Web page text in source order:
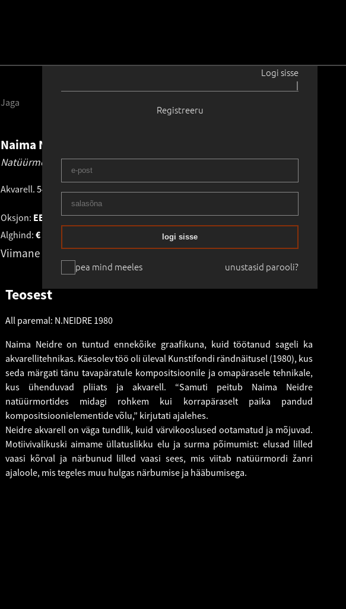
Logi sisse
|
Registreeru
pea mind meeles
logi sisse
unustasid parooli?
Naima Neidre
Natüürmort vähkidega.1980
Akvarell. 54.5 × 59.5 cmRaamitud
Oksjon: EESTI KUNSTIKLASSIKA OKSJON:05.05.2024
Alghind: €
Viimane pakkumine: 2 700
€
Teosest
All paremal: N.NEIDRE 1980
Naima Neidre on tuntud ennekõike graafikuna, kuid töötanud sageli ka
akvarellitehnikas. Käesolev töö oli üleval Kunstifondi rändnäitusel (1980), kus
seda märgati tänu tavapäratule kompositsioonile ja omapärasele tehnikale,
kus ühenduvad pliiats ja akvarell. “Samuti peitub Naima Neidre
natüürmortides midagi rohkem kui korrapäraselt paika pandud
kompositsioonielementide võlu,” kirjutati ajalehes.
Neidre akvarell on väga tundlik, kuid värvikooslused ootamatud ja mõjuvad.
Motiivivalikuski aimame üllatuslikku elu ja surma põimumist: elusad lilled
vaasi kõrval ja närbunud lilled vaasi sees, mis viitab natüürmordi žanri
ajaloole, mis tegeles muu hulgas närbumise ja hääbumisega.
Jaga